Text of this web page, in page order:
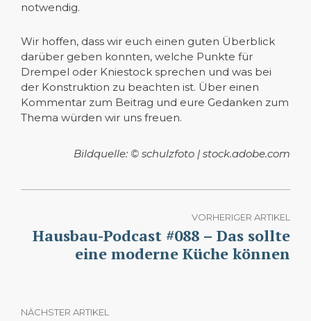
notwendig.
Wir hoffen, dass wir euch einen guten Überblick
darüber geben konnten, welche Punkte für
Drempel oder Kniestock sprechen und was bei
der Konstruktion zu beachten ist. Über einen
Kommentar zum Beitrag und eure Gedanken zum
Thema würden wir uns freuen.
Bildquelle: © schulzfoto | stock.adobe.com
VORHERIGER ARTIKEL
Hausbau-Podcast #088 – Das sollte
eine moderne Küche können
NÄCHSTER ARTIKEL